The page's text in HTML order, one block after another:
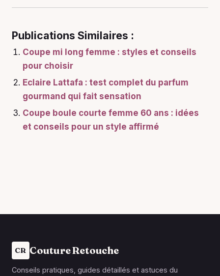
Publications Similaires :
Coupe mi long femme : styles et conseils
pour choisir
Eclaire Lattafa : test complet du parfum
gourmand qui fait sensation
Coupe boule courte femme 60 ans : idées
et conseils pour un style affirmé
CR Couture Retouche
Conseils pratiques, guides détaillés et astuces du